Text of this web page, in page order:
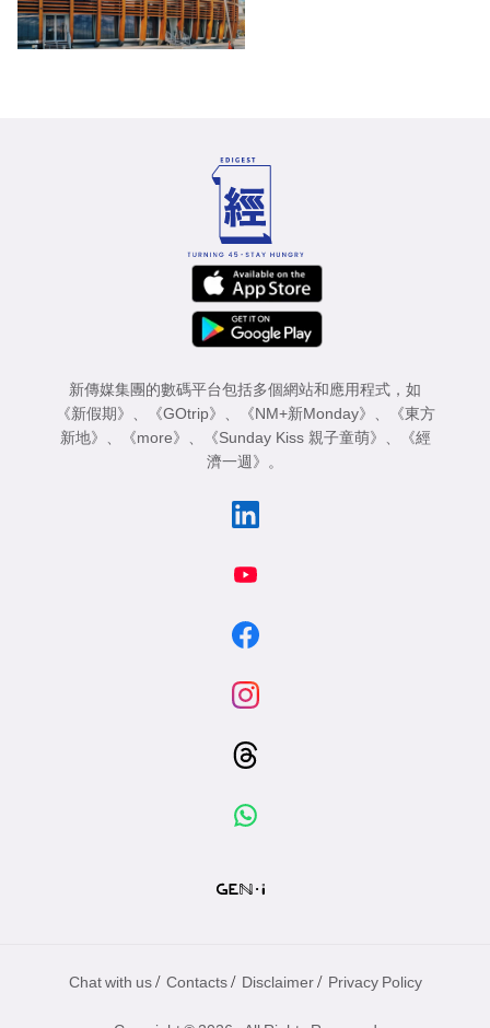
新傳媒集團的數碼平台包括多個網站和應用程式，如
《新假期》
《GOtrip》 《NM+新Monday》
《東方
新地》
《more》 《Sunday Kiss 親子童萌》
《經
濟一週》
。
Chat with us / Contacts / Disclaimer / Privacy Policy